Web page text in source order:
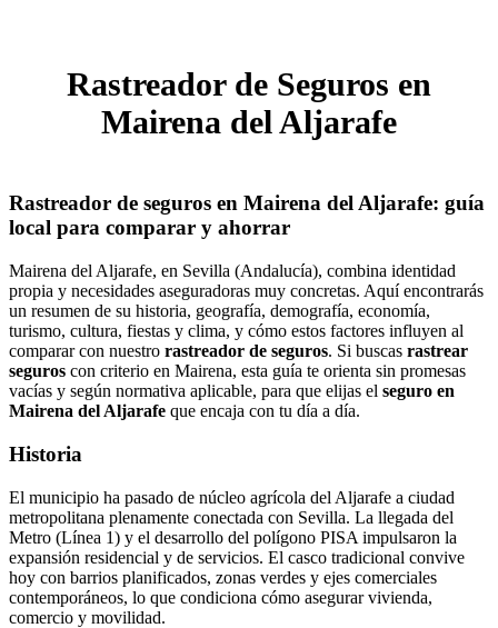
Rastreador de Seguros en
Mairena del Aljarafe
Rastreador de seguros en Mairena del Aljarafe: guía
local para comparar y ahorrar
Mairena del Aljarafe, en Sevilla (Andalucía), combina identidad
propia y necesidades aseguradoras muy concretas. Aquí encontrarás
un resumen de su historia, geografía, demografía, economía,
turismo, cultura, fiestas y clima, y cómo estos factores influyen al
comparar con nuestro rastreador de seguros. Si buscas rastrear
seguros con criterio en Mairena, esta guía te orienta sin promesas
vacías y según normativa aplicable, para que elijas el seguro en
Mairena del Aljarafe que encaja con tu día a día.
Historia
El municipio ha pasado de núcleo agrícola del Aljarafe a ciudad
metropolitana plenamente conectada con Sevilla. La llegada del
Metro (Línea 1) y el desarrollo del polígono PISA impulsaron la
expansión residencial y de servicios. El casco tradicional convive
hoy con barrios planificados, zonas verdes y ejes comerciales
contemporáneos, lo que condiciona cómo asegurar vivienda,
comercio y movilidad.